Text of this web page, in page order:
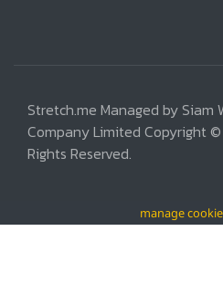
Stretch.me Managed by Siam
Company Limited Copyright
Rights Reserved.
manage